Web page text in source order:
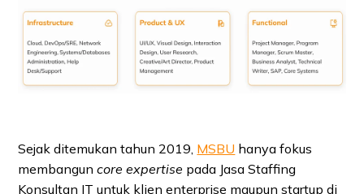
Sejak ditemukan tahun 2019, MSBU hanya fokus
membanguncore expertise pada Jasa Staffing
Konsultan IT untuk klien enterprise maupun startup di